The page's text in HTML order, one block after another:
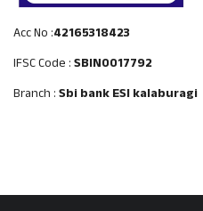
Acc No :42165318423
IFSC Code :SBIN0017792
Branch :Sbi bank ESI kalaburagi